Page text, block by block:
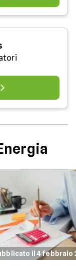
il 4 febbraio